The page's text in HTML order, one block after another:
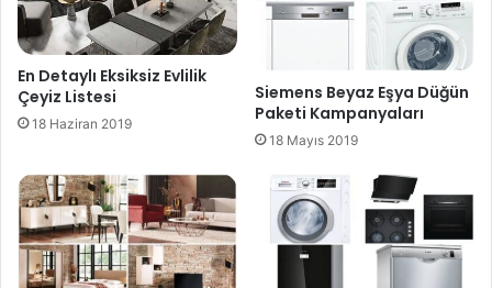
En Detaylı Eksiksiz Evlilik
Çeyiz Listesi
18 Haziran 2019
Siemens Beyaz Eşya Düğün
Paketi Kampanyaları
18 Mayıs 2019